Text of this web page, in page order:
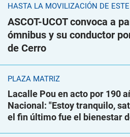
HASTA LA MOVILIZACIÓN DE
ASCOT-UCOT convoca a
ómnibus y su conductor
de Cerro
PLAZA MATRIZ
Lacalle Pou en acto por 190
Nacional: "Estoy tranquilo,
el fin último fue el bienestar